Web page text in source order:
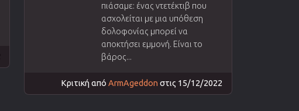
πιάσαμε: ένας ντετέκτιβ που
ασχολείται με μια υπόθεση
δολοφονίας μπορεί να
αποκτήσει εμμονή. Είναι το
βάρος...
Κριτική από ArmAgeddon στις 15/12/2022